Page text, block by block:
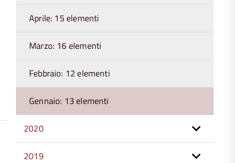
Aprile: 15 elementi
Marzo: 16 elementi
Febbraio: 12 elementi
Gennaio: 13 elementi
2020
2019